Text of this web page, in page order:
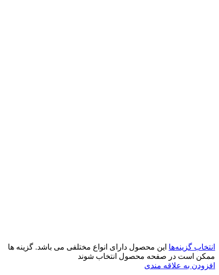
انتخاب گزینه‌ها این محصول دارای انواع مختلفی می باشد. گزینه ها
ممکن است در صفحه محصول انتخاب شوند
افزودن به علاقه مندی